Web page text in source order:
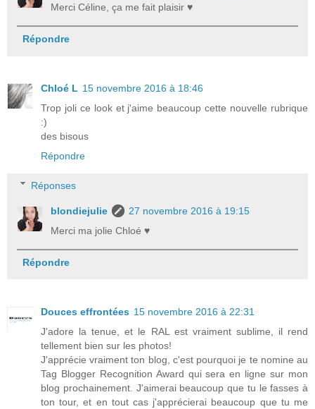
Merci Céline, ça me fait plaisir ♥
Répondre
Chloé L 15 novembre 2016 à 18:46
Trop joli ce look et j'aime beaucoup cette nouvelle rubrique
:)
des bisous
Répondre
Réponses
blondiejulie
27 novembre 2016 à 19:15
Merci ma jolie Chloé ♥
Répondre
Douces effrontées 15 novembre 2016 à 22:31
J'adore la tenue, et le RAL est vraiment sublime, il rend
tellement bien sur les photos!
J'apprécie vraiment ton blog, c'est pourquoi je te nomine au
Tag Blogger Recognition Award qui sera en ligne sur mon
blog prochainement. J'aimerai beaucoup que tu le fasses à
ton tour, et en tout cas j'apprécierai beaucoup que tu me